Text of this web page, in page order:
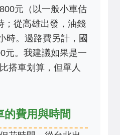
元（以一般小車估
；從高雄出發，油錢
時。過路費另計，國
元。我建議如果是一
搭車划算，但單人
費用與時間